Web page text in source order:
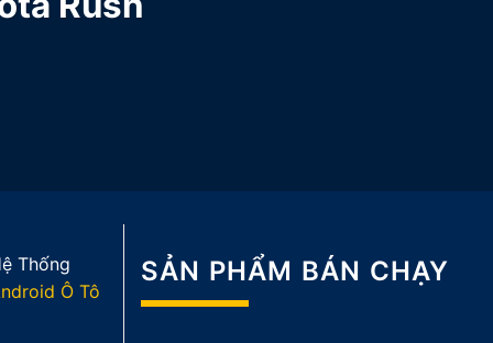
Thống
Ô Tô
SẢN PHẨM BÁN CHẠY